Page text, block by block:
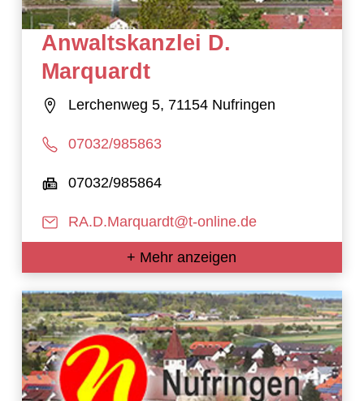
Anwaltskanzlei D.
Marquardt
Lerchenweg 5, 71154 Nufringen
07032/985863
07032/985864
RA.D.Marquardt@t-online.de
+ Mehr anzeigen